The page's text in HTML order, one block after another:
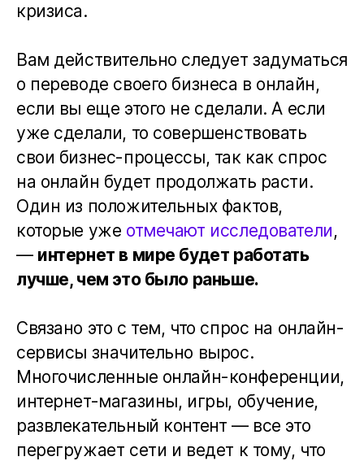
кризиса.
Вам действительно следует задуматься
о переводе своего бизнеса в онлайн,
если вы еще этого не сделали. А если
уже сделали, то совершенствовать
свои бизнес-процессы, так как спрос
на онлайн будет продолжать расти.
Один из положительных фактов,
которые уже отмечают исследователи,
— интернет в мире будет работать
лучше, чем это было раньше.
Связано это с тем, что спрос на онлайн-
сервисы значительно вырос.
Многочисленные онлайн-конференции,
интернет-магазины, игры, обучение,
развлекательный контент — все это
перегружает сети и ведет к тому, что